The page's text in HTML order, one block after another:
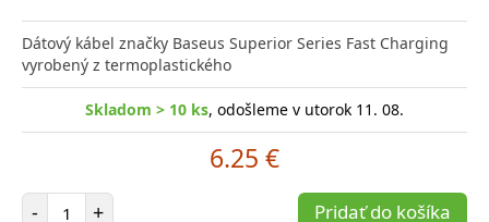
Dátový kábel značky Baseus Superior Series Fast Charging
vyrobený z termoplastického
Skladom > 10 ks, odošleme v utorok 11. 08.
6.25 €
- Počet položiek
+ Pridať do košíka